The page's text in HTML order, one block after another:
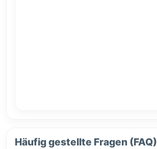
Häufig gestellte Fragen (FAQ)